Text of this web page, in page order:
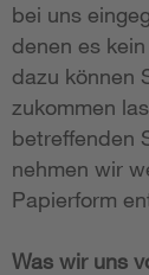
bei uns
denen es
dazu können
zukommen
betreffenden
nehmen wir
Papierform
Was wir uns